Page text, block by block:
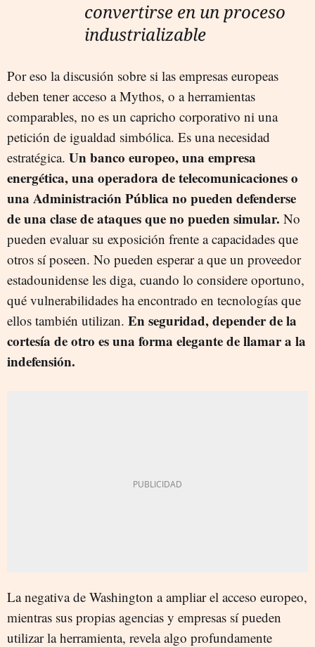
convertirse en un proceso
industrializable
Por eso la discusión sobre si las empresas europeas
deben tener acceso a Mythos, o a herramientas
comparables, no es un capricho corporativo ni una
petición de igualdad simbólica. Es una necesidad
estratégica. Un banco europeo, una empresa
energética, una operadora de telecomunicaciones o
una Administración Pública no pueden defenderse
de una clase de ataques que no pueden simular. No
pueden evaluar su exposición frente a capacidades que
otros sí poseen. No pueden esperar a que un proveedor
estadounidense les diga, cuando lo considere oportuno,
qué vulnerabilidades ha encontrado en tecnologías que
ellos también utilizan. En seguridad, depender de la
cortesía de otro es una forma elegante de llamar a la
indefensión.
La negativa de Washington a ampliar el acceso europeo,
mientras sus propias agencias y empresas sí pueden
utilizar la herramienta, revela algo profundamente